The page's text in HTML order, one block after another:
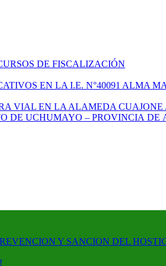
DE FISCALIZACIÓN
EN LA I.E. N°40091 ALMA
VIAL EN LA ALAMEDA
DE UCHUMAYO – PROVINCIA DE
Y SANCION DEL